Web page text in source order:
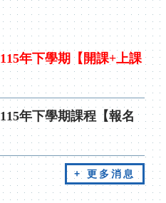
115年下學期【開課+上課
115年下學期課程【報名
+ 更多消息